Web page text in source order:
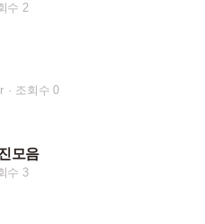
수 2
조회수 0
모음
수 3